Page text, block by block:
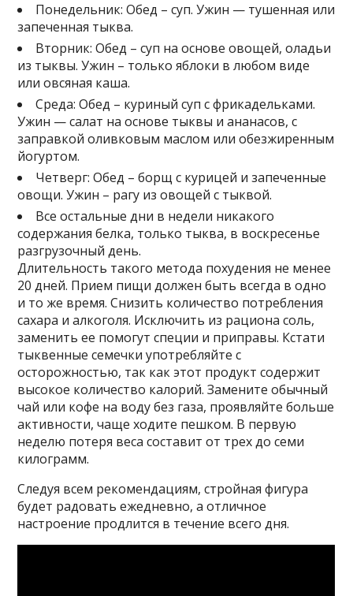
Понедельник: Обед – суп. Ужин — тушенная или
запеченная тыква.
Вторник: Обед – суп на основе овощей, оладьи
из тыквы. Ужин – только яблоки в любом виде
или овсяная каша.
Среда: Обед – куриный суп с фрикадельками.
Ужин — салат на основе тыквы и ананасов, с
заправкой оливковым маслом или обезжиренным
йогуртом.
Четверг: Обед – борщ с курицей и запеченные
овощи. Ужин – рагу из овощей с тыквой.
Все остальные дни в недели никакого
содержания белка, только тыква, в воскресенье
разгрузочный день.
Длительность такого метода похудения не менее
20 дней. Прием пищи должен быть всегда в одно
и то же время. Снизить количество потребления
сахара и алкоголя. Исключить из рациона соль,
заменить ее помогут специи и приправы. Кстати
тыквенные семечки употребляйте с
осторожностью, так как этот продукт содержит
высокое количество калорий. Замените обычный
чай или кофе на воду без газа, проявляйте больше
активности, чаще ходите пешком. В первую
неделю потеря веса составит от трех до семи
килограмм.
Следуя всем рекомендациям, стройная фигура
будет радовать ежедневно, а отличное
настроение продлится в течение всего дня.